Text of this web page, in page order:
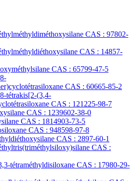
CAS : 97802-
CAS : 14857-
CAS : 65799-47-5
CAS : 60665-85-2
tétrakis[2-(3,4-
CAS : 121225-98-7
CAS : 1239602-38-0
CAS : 1814903-73-5
CAS : 948598-97-8
CAS : 2897-60-1
CAS :
tétraméthyldisiloxane CAS : 17980-29-